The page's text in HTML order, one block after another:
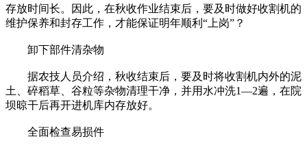
存放时间长。因此，在秋收作业结束后，要及时做好收割机的
维护保养和封存工作，才能保证明年顺利“上岗”？
卸下部件清杂物
据农技人员介绍，秋收结束后，要及时将收割机内外的泥
土、碎稻草、谷粒等杂物清理干净，并用水冲洗1—2遍，在院
坝晾干后再开进机库内存放好。
全面检查易损件